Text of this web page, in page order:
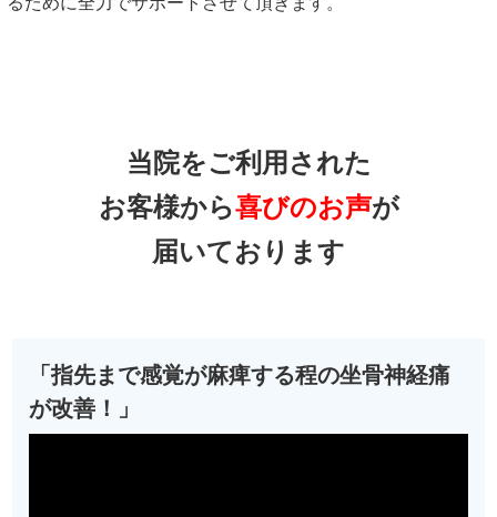
当院をご利用された
お客様から喜びのお声が
届いております
「指先まで感覚が麻痺する程の坐骨神経痛
が改善！」